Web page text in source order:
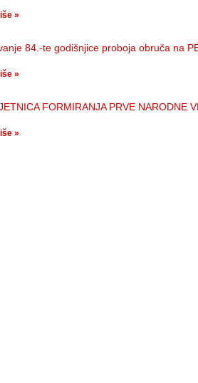
»
84.-te godišnjice proboja obruča na
»
FORMIRANJA PRVE NARODNE
»